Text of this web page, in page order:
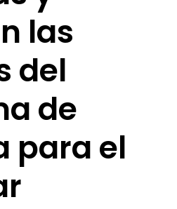
las
del
de
para el